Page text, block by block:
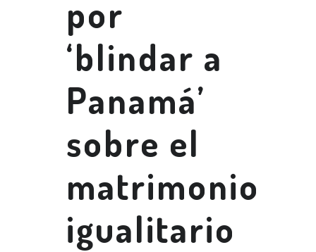
por
‘blindar a
Panamá’
sobre el
matrimonio
igualitario